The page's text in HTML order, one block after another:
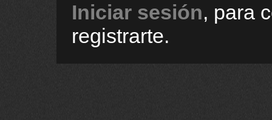
Iniciar sesión, para
registrarte.